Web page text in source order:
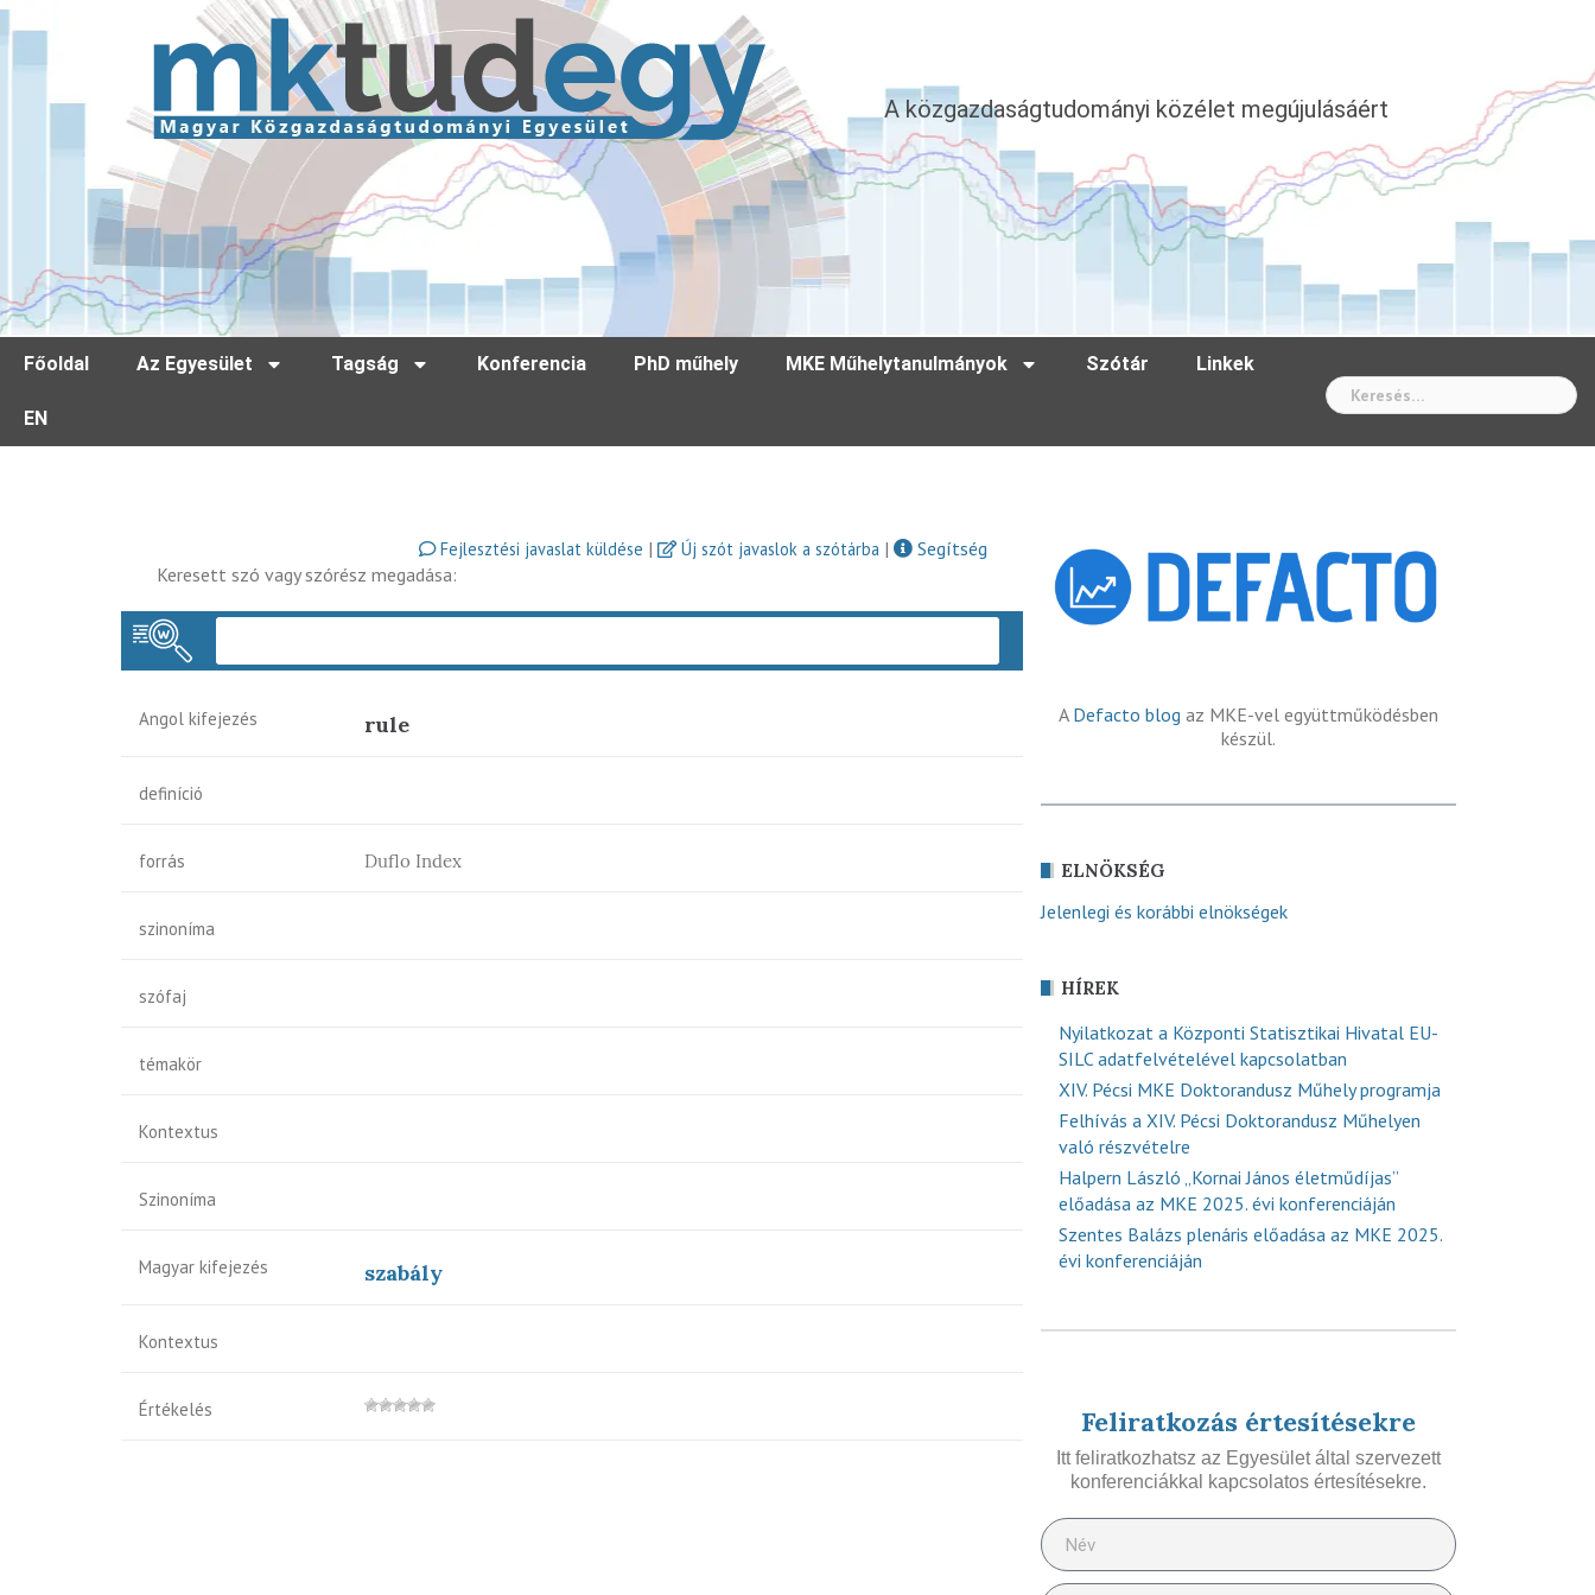
A közgazdaságtudományi közélet megújulásáért
Főoldal Az Egyesület Tagság Konferencia PhD műhely MKE Műhelytanulmányok Szótár Linkek
EN
Fejlesztési javaslat küldése | Új szót javaslok a szótárba |
Segítség
Keresett szó vagy szórész megadása:
Angol kifejezés rule
definíció
forrás Duflo Index
szinoníma
szófaj
témakör
Kontextus
Szinoníma
Magyar kifejezés szabály
Kontextus
Értékelés
A Defacto blog az MKE-vel együttműködésben
készül.
ELNÖKSÉG
Jelenlegi és korábbi elnökségek
HÍREK
Nyilatkozat a Központi Statisztikai Hivatal EU-
SILC adatfelvételével kapcsolatban
XIV. Pécsi MKE Doktorandusz Műhely programja
Felhívás a XIV. Pécsi Doktorandusz Műhelyen
való részvételre
Halpern László „Kornai János életműdíjas”
előadása az MKE 2025. évi konferenciáján
Szentes Balázs plenáris előadása az MKE 2025.
évi konferenciáján
Feliratkozás értesítésekre
Itt feliratkozhatsz az Egyesület által szervezett
konferenciákkal kapcsolatos értesítésekre.